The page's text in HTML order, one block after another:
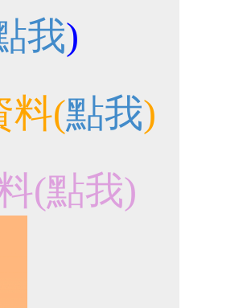
我)
料(點我)
(點我)